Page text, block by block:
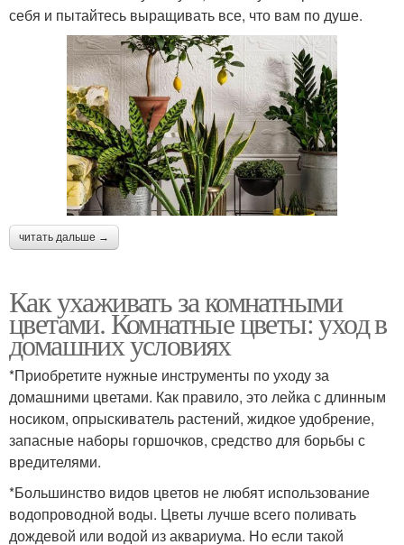
себя и пытайтесь выращивать все, что вам по душе.
читать дальше →
Как ухаживать за комнатными
цветами. Комнатные цветы: уход в
домашних условиях
*Приобретите нужные инструменты по уходу за
домашними цветами. Как правило, это лейка с длинным
носиком, опрыскиватель растений, жидкое удобрение,
запасные наборы горшочков, средство для борьбы с
вредителями.
*Большинство видов цветов не любят использование
водопроводной воды. Цветы лучше всего поливать
дождевой или водой из аквариума. Но если такой